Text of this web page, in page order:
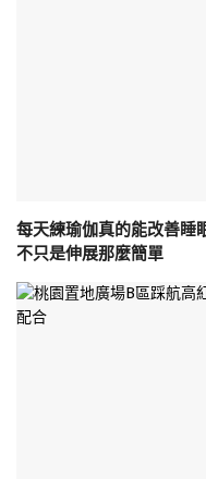
每天練瑜伽真的能改善睡
不只是伸展那麼簡單